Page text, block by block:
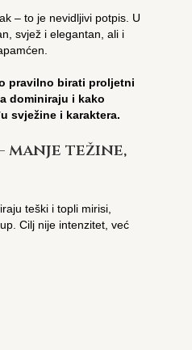
– to je nevidljivi potpis. U
svjež i elegantan, ali i
pravilno birati proljetni
dominiraju i kako
svježine i karaktera.
težine,
teški i topli mirisi,
Cilj nije intenzitet, već